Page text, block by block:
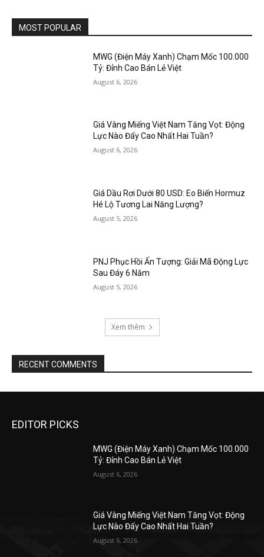
MOST POPULAR
MWG (Điện Máy Xanh) Chạm Mốc 100.000
Tỷ: Đỉnh Cao Bán Lẻ Việt
August 6, 2026
Giá Vàng Miếng Việt Nam Tăng Vọt: Động
Lực Nào Đẩy Cao Nhất Hai Tuần?
August 6, 2026
Giá Dầu Rơi Dưới 80 USD: Eo Biển Hormuz
Hé Lộ Tương Lai Năng Lượng?
August 5, 2026
PNJ Phục Hồi Ấn Tượng: Giải Mã Động Lực
Sau Đáy 6 Năm
August 5, 2026
Xem thêm
RECENT COMMENTS
EDITOR PICKS
MWG (Điện Máy Xanh) Chạm Mốc 100.000
Tỷ: Đỉnh Cao Bán Lẻ Việt
August 6, 2026
Giá Vàng Miếng Việt Nam Tăng Vọt: Động
Lực Nào Đẩy Cao Nhất Hai Tuần?
August 6, 2026